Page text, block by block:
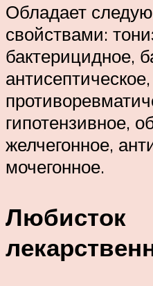
Обладает
свойствами:
бактерицидное,
гипотензивное,
желчегонное,
мочегонное.
Любисток